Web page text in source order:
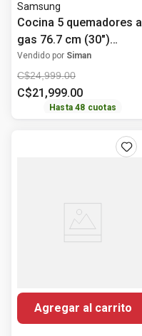
Samsung
Cocina 5 quemadores a
gas 76.7 cm (30")
NX52T5511LS/AP
Samsung
Vendido por Siman
C$24,999.00
C$21 ,999.00
Hasta48 cuotas
Agregar al carrito